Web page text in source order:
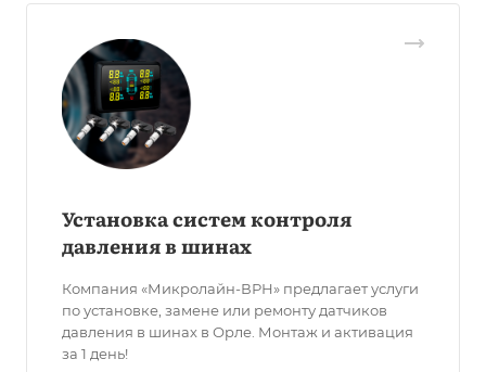
Установка систем контроля
давления в шинах
Компания «Микролайн-ВРН» предлагает услуги
по установке, замене или ремонту датчиков
давления в шинах в Орле. Монтаж и активация
за 1 день!